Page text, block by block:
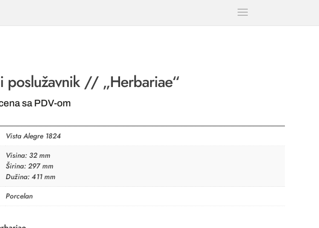
poslužavnik // „Herbariae“
sa PDV-om
Vista Alegre 1824
Visina: 32 mm
Širina: 297 mm
Dužina: 411 mm
Porcelan